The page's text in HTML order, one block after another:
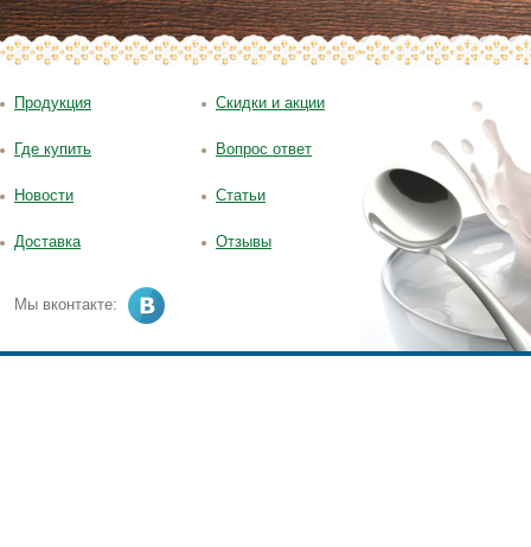
Продукция
Где купить
Новости
Доставка
Скидки и акции
Вопрос ответ
Статьи
Отзывы
Мы вконтакте: